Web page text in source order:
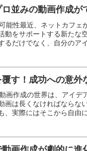
ロ並みの動画作成が
能性最近、ネットカフ
動をサポートする新たな
るだけでなく、自分のア
覆す！成功への意外
画作成の世界は、アイ
画は長くなければならな
、実際にはそこから自由